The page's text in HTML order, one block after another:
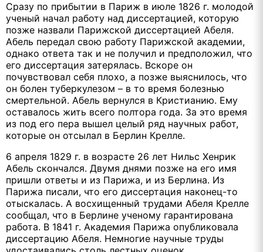
Сразу по прибытии в Париж в июле 1826 г. молодой
ученый начал работу над диссертацией, которую
позже назвали Парижской диссертацией Абеля.
Абель передал свою работу Парижской академии,
однако ответа так и не получил и предположил, что
его диссертация затерялась. Вскоре он
почувствовал себя плохо, а позже выяснилось, что
он болен туберкулезом – в то время болезнью
смертельной. Абель вернулся в Кристианию. Ему
оставалось жить всего полтора года. За это время
из под его пера вышел целый ряд научных работ,
которые он отсылал в Берлин Крелле.
6 апреля 1829 г. в возрасте 26 лет Нильс Хенрик
Абель скончался. Двумя днями позже на его имя
пришли ответы и из Парижа, и из Берлина. Из
Парижа писали, что его диссертация наконец-то
отыскалась. А восхищенный трудами Абеля Крелле
сообщал, что в Берлине ученому гарантирована
работа. В 1841 г. Академия Парижа опубликовала
диссертацию Абеля. Немногие научные труды